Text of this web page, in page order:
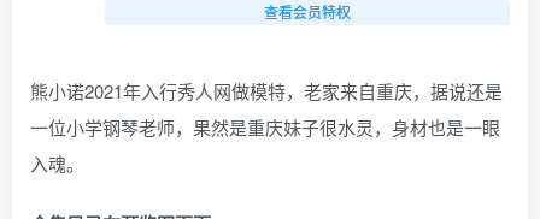
查看会员特权
熊小诺2021年入行秀人网做模特，老家来自重庆，据说还是
一位小学钢琴老师，果然是重庆妹子很水灵，身材也是一眼
入魂。